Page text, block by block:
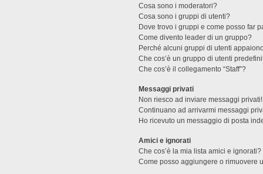
Cosa sono i moderatori?
Cosa sono i gruppi di utenti?
Dove trovo i gruppi e come posso far
Come divento leader di un gruppo?
Perché alcuni gruppi di utenti
Che cos’è un gruppo di utenti
Che cos’è il collegamento “Staff”?
Messaggi privati
Non riesco ad inviare messaggi privati!
Continuano ad arrivarmi messaggi
Ho ricevuto un messaggio di posta
Amici e ignorati
Che cos’è la mia lista amici e ignorati?
Come posso aggiungere o rimuovere